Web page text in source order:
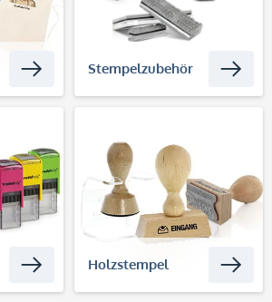
Stempelzubehör
Holzstempel